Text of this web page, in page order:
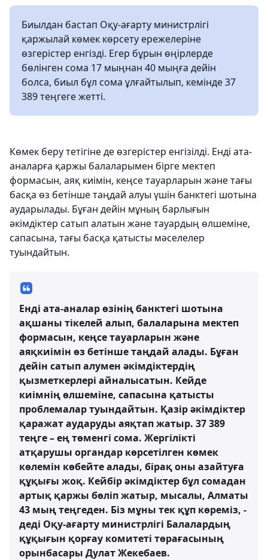
Биылдан бастап Оқу-ағарту министрлігі
қаржылай көмек көрсету ережелеріне
өзгерістер енгізді. Егер бұрын өңірлерде
бөлінген сома 17 мыңнан 40 мыңға дейін
болса, биыл бұл сома ұлғайтылып, кемінде 37
389 теңгеге жетті.
Көмек беру тетігіне де өзгерістер енгізілді. Енді ата-
аналарға қаржы балаларымен бірге мектеп
формасын, аяқ киімін, кеңсе тауарларын және тағы
басқа өз бетінше таңдай алуы үшін банктегі шотына
аударылады. Бұған дейін мұның барлығын
әкімдіктер сатып алатын және тауардың өлшеміне,
сапасына, тағы басқа қатысты мәселелер
туындайтын.
Енді ата-аналар өзінің банктегі шотына
ақшаны тікелей алып, балаларына мектеп
формасын, кеңсе тауарларын және
аяқкиімін өз бетінше таңдай алады. Бұған
дейін сатып алумен әкімдіктердің
қызметкерлері айналысатын. Кейде
киімнің өлшеміне, сапасына қатысты
проблемалар туындайтын. Қазір әкімдіктер
қаражат аударуды аяқтап жатыр. 37 389
теңге – ең төменгі сома. Жергілікті
атқарушы органдар көрсетілген көмек
көлемін көбейте алады, бірақ оны азайтуға
құқығы жоқ. Кейбір әкімдіктер бұл сомадан
артық қаржы бөліп жатыр, мысалы, Алматы
43 мың теңгеден. Біз мұны тек құп көреміз, -
деді Оқу-ағарту министрлігі Балалардың
құқығын қорғау комитеті төрағасының
орынбасары Дулат Жекебаев.